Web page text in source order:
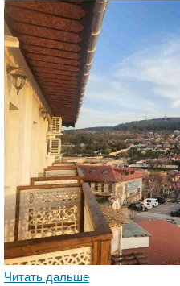
Читать дальше